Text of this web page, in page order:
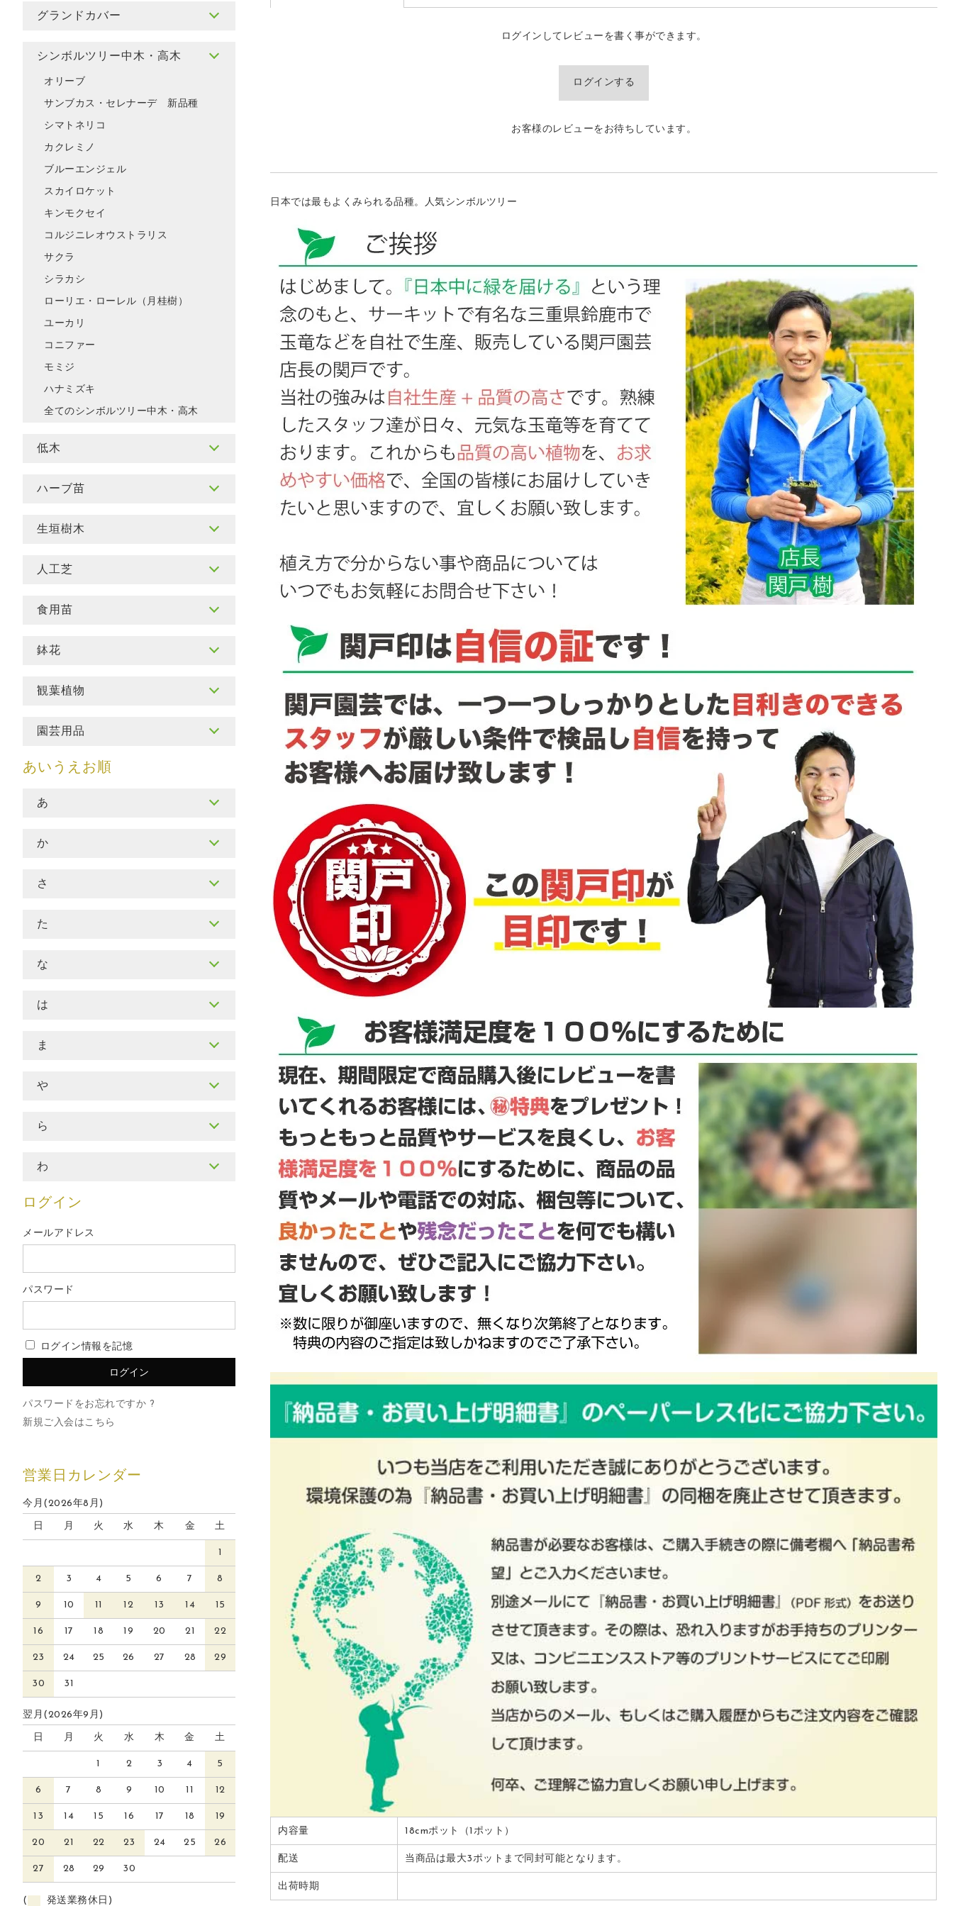
ログインしてレビューを書く事ができます。
ログインする
お客様のレビューをお待ちしています。
日本では最もよくみられる品種。人気シンボルツリー
内容量 18cmポット（1ポット）
配送 当商品は最大3ポットまで同封可能となります。
出荷時期
グランドカバー
シンボルツリー中木・高木
オリーブ
サンブカス・セレナーデ 新品種
シマトネリコ
カクレミノ
ブルーエンジェル
スカイロケット
キンモクセイ
コルジニレオウストラリス
サクラ
シラカシ
ローリエ・ローレル（月桂樹）
ユーカリ
コニファー
モミジ
ハナミズキ
全てのシンボルツリー中木・高木
低木
ハーブ苗
生垣樹木
人工芝
食用苗
鉢花
観葉植物
園芸用品
あ
か
さ
た
な
は
ま
や
ら
わ
ログイン
メールアドレス
パスワード
ログイン情報を記憶
パスワードをお忘れですか ?
新規ご入会はこちら
営業日カレンダー
今月(2026年8月)
日 月 火 水 木 金 土
1
2 3 4 5 6 7 8
9 10 11 12 13 14 15
16 17 18 19 20 21 22
23 24 25 26 27 28 29
30 31
翌月(2026年9月)
日 月 火 水 木 金 土
1 2 3 4 5
6 7 8 9 10 11 12
13 14 15 16 17 18 19
20 21 22 23 24 25 26
27 28 29 30
( 発送業務休日)